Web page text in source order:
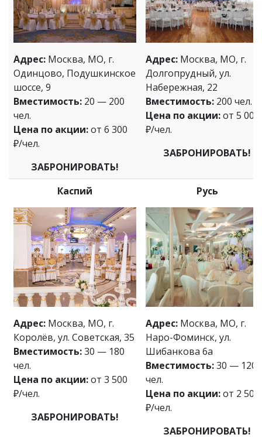
Адрес: Москва, МО, г.
Одинцово, Подушкинское
шоссе, 9
Вместимость: 20 — 200
чел.
Цена по акции:от 6 300
₽/чел.
ЗАБРОНИРОВАТЬ!
Адрес: Москва, МО, г.
Долгопрудный, ул.
Набережная, 22
Вместимость: 200 чел.
Цена по акции:от 5 000
₽/чел.
ЗАБРОНИРОВАТЬ!
Каспий
Адрес: Москва, МО, г.
Королёв, ул. Советская, 35
Вместимость:30 — 180
чел.
Цена по акции:от 3 500
₽/чел.
ЗАБРОНИРОВАТЬ!
Русь
Адрес: Москва, МО, г.
Наро-Фоминск, ул.
Шибанкова 6а
Вместимость:30 — 120
чел.
Цена по акции:от 2 500
₽/чел.
ЗАБРОНИРОВАТЬ!